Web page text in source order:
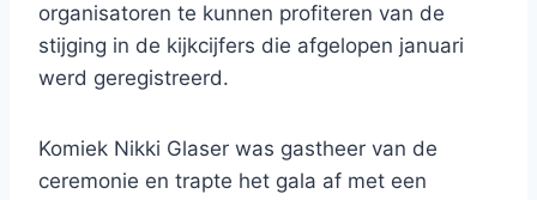
organisatoren te kunnen profiteren van de
stijging in de kijkcijfers die afgelopen januari
werd geregistreerd.
Komiek Nikki Glaser was gastheer van de
ceremonie en trapte het gala af met een